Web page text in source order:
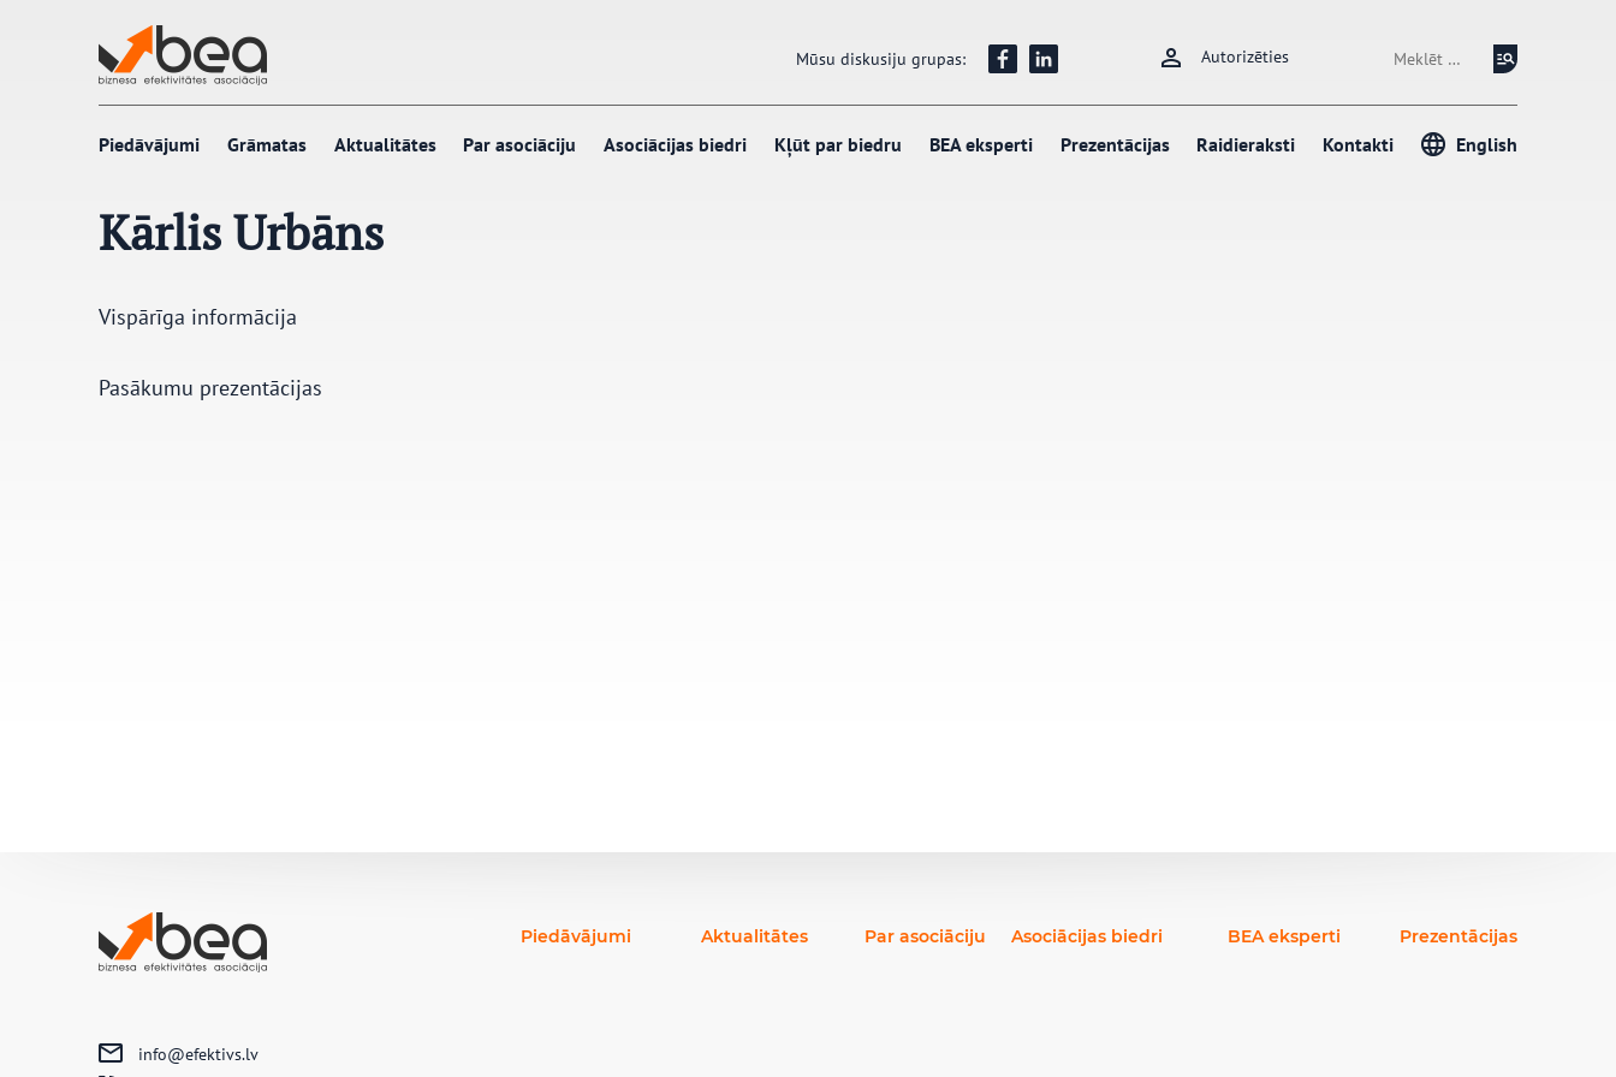
Mūsu diskusiju grupas: Autorizēties Meklēt:
Piedāvājumi Grāmatas Aktualitātes Par asociāciju Asociācijas biedri Kļūt par biedru BEA eksperti Prezentācijas Raidieraksti Kontakti English
Kārlis Urbāns
Vispārīga informācija
Pasākumu prezentācijas
info@efektivs.lv
Piedāvājumi Aktualitātes Par asociāciju Asociācijas biedri BEA eksperti Prezentācijas